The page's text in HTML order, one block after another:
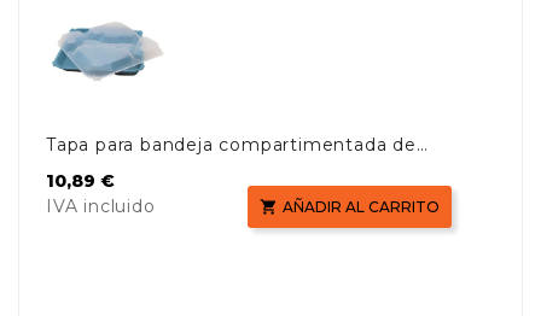
Tapa para bandeja compartimentada de
polipropileno
Precio
10,89 €
IVA incluido
 AÑADIR AL CARRITO